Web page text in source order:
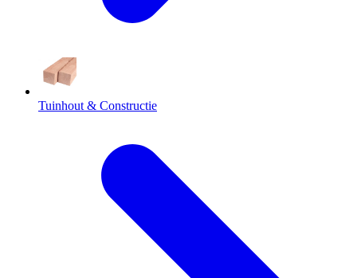
Tuinhout & Constructie